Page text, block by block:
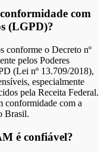
com
(LGPD)?
conforme o Decreto nº
pelos Poderes
(Lei nº 13.709/2018),
especialmente
pela Receita Federal.
conformidade com a
Brasil.
é confiável?